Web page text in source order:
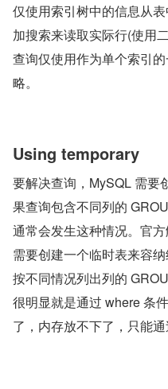
仅使用索引树中的信息从
加搜索来读取实际行(使用
查询仅使用作为单个索引
略。
Using temporary
要解决查询，MySQL 需要
果查询包含不同列的
通常会发生这种情况。官
需要创建一个临时表来容
按不同情况列出列的
很明显就是通过 where 条
了，内存放不下了，只能通